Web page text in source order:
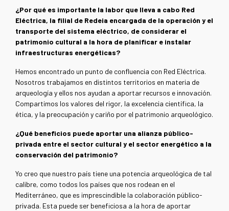
¿Por qué es importante la labor que lleva a cabo Red
Eléctrica, la filial de Redeia encargada de la operación y el
transporte del sistema eléctrico, de considerar el
patrimonio cultural a la hora de planificar e instalar
infraestructuras energéticas?
Hemos encontrado un punto de confluencia con Red Eléctrica.
Nosotros trabajamos en distintos territorios en materia de
arqueología y ellos nos ayudan a aportar recursos e innovación.
Compartimos los valores del rigor, la excelencia científica, la
ética, y la preocupación y cariño por el patrimonio arqueológico.
¿Qué beneficios puede aportar una alianza público-
privada entre el sector cultural y el sector energético a la
conservación del patrimonio?
Yo creo que nuestro país tiene una potencia arqueológica de tal
calibre, como todos los países que nos rodean en el
Mediterráneo, que es imprescindible la colaboración público-
privada. Esta puede ser beneficiosa a la hora de aportar